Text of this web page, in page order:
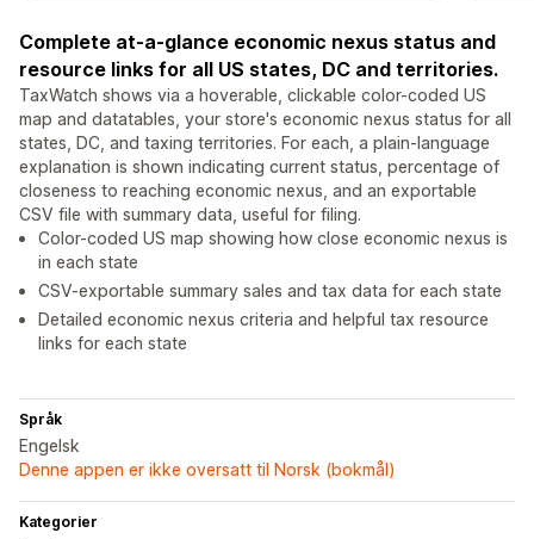
Complete at-a-glance economic nexus status and
resource links for all US states, DC and territories.
TaxWatch shows via a hoverable, clickable color-coded US
map and datatables, your store's economic nexus status for all
states, DC, and taxing territories. For each, a plain-language
explanation is shown indicating current status, percentage of
closeness to reaching economic nexus, and an exportable
CSV file with summary data, useful for filing.
Color-coded US map showing how close economic nexus is
in each state
CSV-exportable summary sales and tax data for each state
Detailed economic nexus criteria and helpful tax resource
links for each state
Språk
Engelsk
Denne appen er ikke oversatt til Norsk (bokmål)
Kategorier